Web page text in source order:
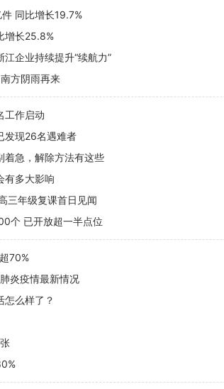
同比增长19.7%
增长25.8%
江企业持续提升“续航力”
方阴雨再来
工作启动
发现26名遇难者
着急，解除方法有这些
有多大影响
年级复课首日见闻
个 已开放超一半点位
70%
炎疫情最新情况
怎么样了？